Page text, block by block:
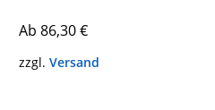
Ab 86,30€
zzgl. Versand